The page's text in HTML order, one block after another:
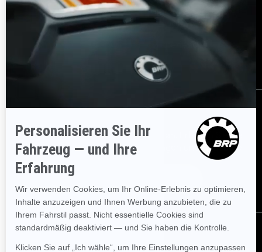
Brauchen Sie Hilfe?
Karrieren
Händler werden
Rückrufinfo
BRP Experiences
Bestellen
Melden Sie sich für unsere E-Mails an.
Erhalten Sie die
neuesten Nachrichten, Veranstaltungen und Angebote.
Folgen Sie uns